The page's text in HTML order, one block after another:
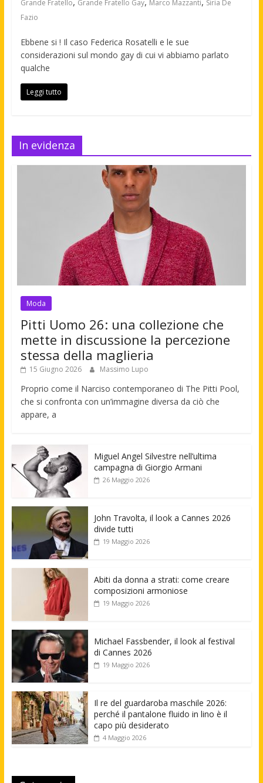
Grande Fratello Grande Fratello Gay Marco Mazzanti Siria De
Fazio
Ebbene si ! Il caso Federica Rosatelli e le sue
considerazioni sul mondo gay di cui vi abbiamo parlato
qualche
Leggi tutto
In evidenza
Moda
Pitti Uomo 26: una collezione che
mette in discussione la percezione
stessa della maglieria
15 Giugno 2026 Massimo Lupo
Proprio come il Narciso contemporaneo di The Pitti Pool,
che si confronta con un’immagine diversa da ciò che
appare, a
Miguel Angel Silvestre nell’ultima
campagna di Giorgio Armani
26 Maggio 2026
John Travolta, il look a Cannes 2026
divide tutti
19 Maggio 2026
Abiti da donna a strati: come creare
composizioni armoniose
19 Maggio 2026
Michael Fassbender, il look al festival
di Cannes 2026
19 Maggio 2026
Il re del guardaroba maschile 2026:
perché il pantalone fluido in lino è il
capo più desiderato
4 Maggio 2026